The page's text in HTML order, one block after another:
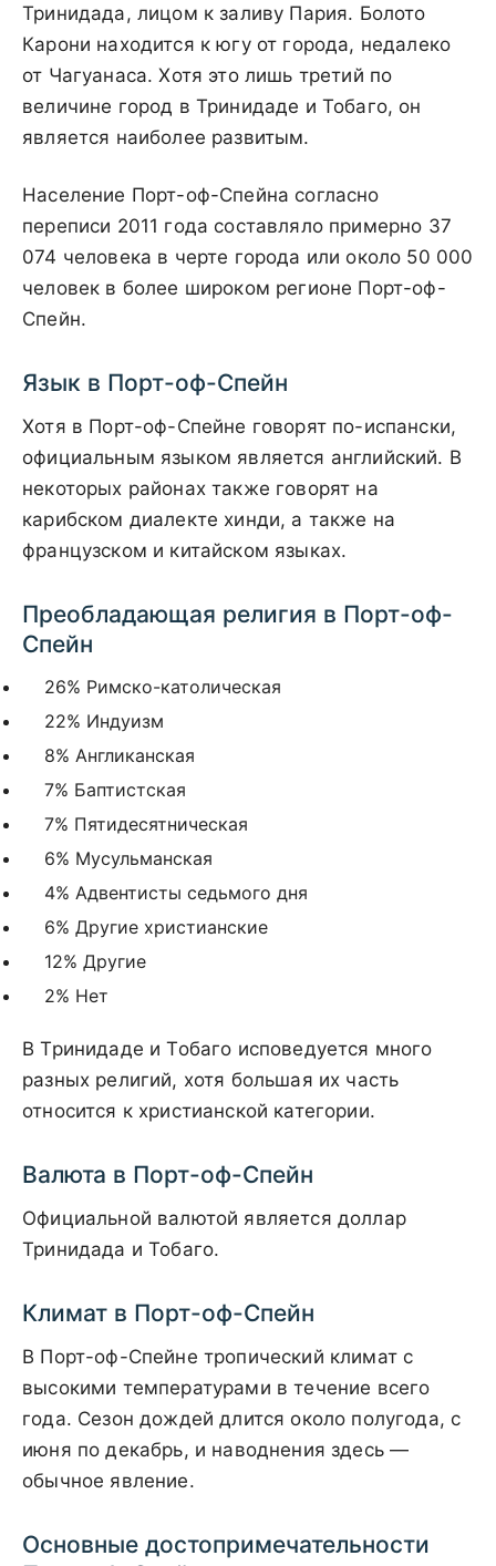
Тринидада, лицом к заливу Пария. Болото
Карони находится к югу от города, недалеко
от Чагуанаса. Хотя это лишь третий по
величине город в Тринидаде и Тобаго, он
является наиболее развитым.
Население Порт-оф-Спейна согласно
переписи 2011 года составляло примерно 37
074 человека в черте города или около 50 000
человек в более широком регионе Порт-оф-
Спейн.
Язык в Порт-оф-Спейн
Хотя в Порт-оф-Спейне говорят по-испански,
официальным языком является английский. В
некоторых районах также говорят на
карибском диалекте хинди, а также на
французском и китайском языках.
Преобладающая религия в Порт-оф-
Спейн
26% Римско-католическая
22% Индуизм
8% Англиканская
7% Баптистская
7% Пятидесятническая
6% Мусульманская
4% Адвентисты седьмого дня
6% Другие христианские
12% Другие
2% Нет
В Тринидаде и Тобаго исповедуется много
разных религий, хотя большая их часть
относится к христианской категории.
Валюта в Порт-оф-Спейн
Официальной валютой является доллар
Тринидада и Тобаго.
Климат в Порт-оф-Спейн
В Порт-оф-Спейне тропический климат с
высокими температурами в течение всего
года. Сезон дождей длится около полугода, с
июня по декабрь, и наводнения здесь —
обычное явление.
Основные достопримечательности